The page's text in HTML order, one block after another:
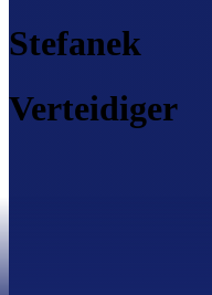
Stefanek
Verteidiger